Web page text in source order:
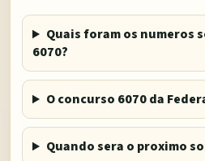
Quais foram os numeros
6070?
O concurso 6070 da
Quando sera o proximo